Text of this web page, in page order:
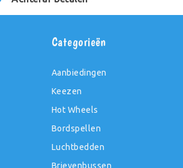
Categorieën
Aanbiedingen
Keezen
Hot Wheels
Bordspellen
Luchtbedden
Brievenbussen